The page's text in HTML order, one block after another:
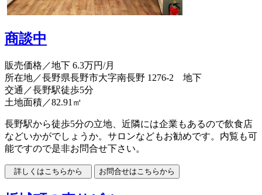
商談中
販売価格 ／地下 6.3万円/月
所在地／⻑野県⻑野市⼤字南⻑野 1276-2 地下
交通／長野駅徒歩5分
土地面積／82.91㎡
長野駅から徒歩5分の立地、近隣には企業もあるので飲食店
などいかがでしょうか。サロンなどもお勧めです。内覧も可
能ですので是非お問合せ下さい。